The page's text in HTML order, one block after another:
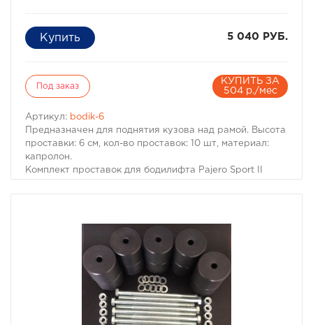
5 040 РУБ.
Под заказ
КУПИТЬ ЗА
504 р./мес
Артикул: bodik-6
Предназначен для поднятия кузова над рамой. Высота
проставки: 6 см, кол-во проставок: 10 шт, материал:
капролон.
Комплект проставок для бодилифта Pajero Sport II
условиях офф-роуд.
В комплект проставок для бодилифта Pajero Sport II
входят сами проставки, а также болты, гайки и шайбы
для крепления.
Характеристики Комплекта проставок для бодилифта
· Высота проставки: 6 см
· Кол-во проставок: 10 шт